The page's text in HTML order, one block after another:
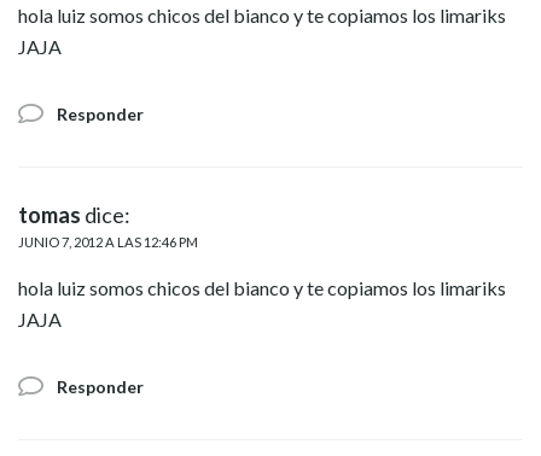
hola luiz somos chicos del bianco y te copiamos los limariks
JAJA
Responder
tomas dice:
JUNIO 7, 2012 A LAS 12:46 PM
hola luiz somos chicos del bianco y te copiamos los limariks
JAJA
Responder